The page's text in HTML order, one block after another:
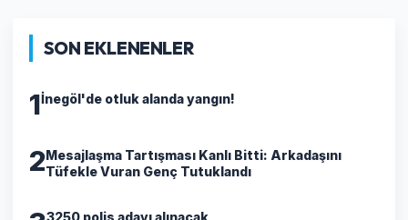
SON EKLENENLER
1İnegöl'de otluk alanda yangın!
2​Mesajlaşma Tartışması Kanlı Bitti: Arkadaşını
Tüfekle Vuran Genç Tutuklandı
3250 polis adayı alınacak